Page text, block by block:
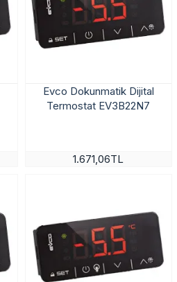
Evco Dokunmatik Dijital
Termostat EV3B22N7
1.671,06TL